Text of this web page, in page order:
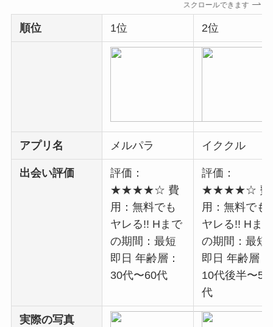
スクロールできます
順位 1位 2位
アプリ名 メルパラ イククル
出会い評価
評価：
★★★★☆ 費
用：無料でも
ヤレる!! Hまで
の期間：最短
即日 年齢層：
30代〜60代
評価：
★★★★☆ 費
用：無料でも
ヤレる!! Hま
の期間：最短
即日 年齢層：
10代後半〜50
代
実際の写真